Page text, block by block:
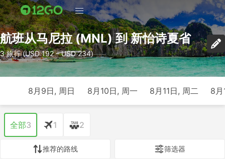
航班从马尼拉 (MNL) 到 新怡诗夏省
3 旅行 (USD 192 – USD 234)
8月9日, 周日 8月10日, 周一 8月11日, 周二 8
全部3 1 2
推荐的路线 筛选器